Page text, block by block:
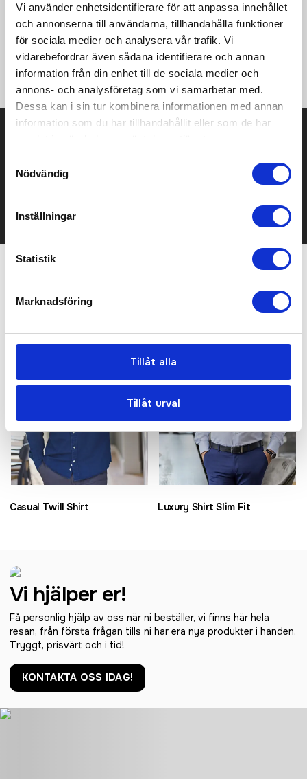
Vi använder enhetsidentifierare för att anpassa innehållet
och annonserna till användarna, tillhandahålla funktioner
för sociala medier och analysera vår trafik. Vi
vidarebefordrar även sådana identifierare och annan
information från din enhet till de sociala medier och
annons- och analysföretag som vi samarbetar med.
Dessa kan i sin tur kombinera informationen med annan
information som du har tillhandahållit eller som de har
samlat in när du har använt deras tjänster.
Nödvändig
Inställningar
Statistik
Marknadsföring
Tillåt alla
Tillåt urval
·133 g/m² ·100% bomullstwill (färgat garn) ·Medelstor krage
"cutaway" ·Integrerad krage och manschett ·Ryggok ·Insydda
veck i ryggen ·Två knappar på manchett ·Rundad nederkant
·Lättstruken ·Comfort fit.
Prisuppgift på mailen?
Casual Twill Shirt Luxury Shirt Slim Fit
Vi hjälper er!
Få personlig hjälp av oss när ni beställer, vi finns här hela
resan, från första frågan tills ni har era nya produkter i handen.
Tryggt, prisvärt och i tid!
KONTAKTA OSS IDAG!